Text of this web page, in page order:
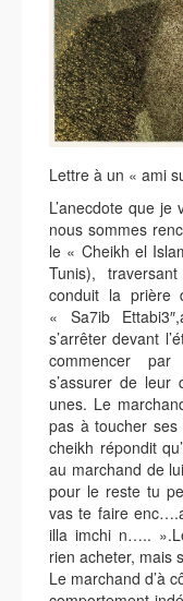
Lettre à un « ami
L’anecdote que
nous sommes
le « Cheikh el
Tunis),
conduit la prière
« Sa7ib
s’arrêter devant
commencer
s’assurer de leur
unes. Le
pas à toucher
cheikh répondit
au marchand de
pour le reste tu
vas te faire
illa imchi n…..
rien acheter, mais
Le marchand d’à